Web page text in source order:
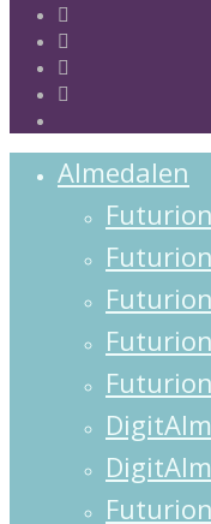
twitter
facebook
linkedin
instagram
Almedalen